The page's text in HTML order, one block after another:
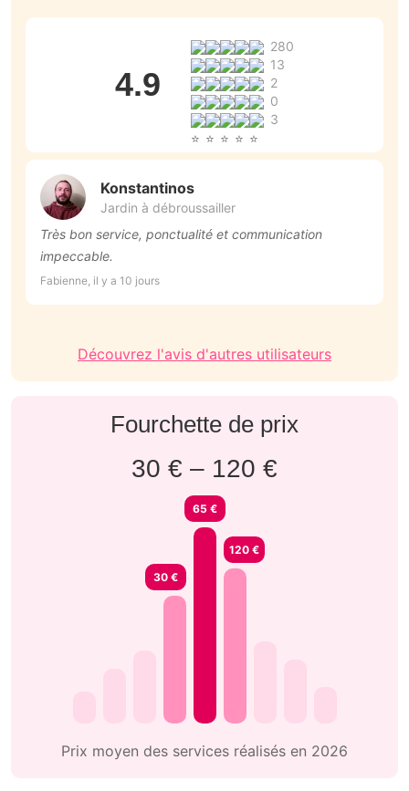
4.9
280
13
2
0
3
Konstantinos
Jardin à débroussailler
Très bon service, ponctualité et communication
impeccable.
Fabienne, il y a 10 jours
Découvrez l'avis d'autres utilisateurs
Fourchette de prix
30 € – 120 €
30 €
65 €
120 €
Prix moyen des services réalisés en 2026